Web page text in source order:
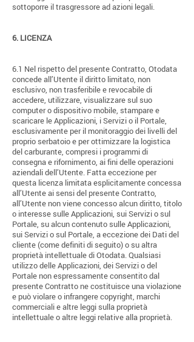
sottoporre il trasgressore ad azioni legali.
6. LICENZA
6.1 Nel rispetto del presente Contratto, Otodata
concede all’Utente il diritto limitato, non
esclusivo, non trasferibile e revocabile di
accedere, utilizzare, visualizzare sul suo
computer o dispositivo mobile, stampare e
scaricare le Applicazioni, i Servizi o il Portale,
esclusivamente per il monitoraggio dei livelli del
proprio serbatoio e per ottimizzare la logistica
del carburante, compresi i programmi di
consegna e rifornimento, ai fini delle operazioni
aziendali dell’Utente. Fatta eccezione per
questa licenza limitata esplicitamente concessa
all’Utente ai sensi del presente Contratto,
all’Utente non viene concesso alcun diritto, titolo
o interesse sulle Applicazioni, sui Servizi o sul
Portale, su alcun contenuto sulle Applicazioni,
sui Servizi o sul Portale, a eccezione dei Dati del
cliente (come definiti di seguito) o su altra
proprietà intellettuale di Otodata. Qualsiasi
utilizzo delle Applicazioni, dei Servizi o del
Portale non espressamente consentito dal
presente Contratto ne costituisce una violazione
e può violare o infrangere copyright, marchi
commerciali e altre leggi sulla proprietà
intellettuale o altre leggi relative alla proprietà.